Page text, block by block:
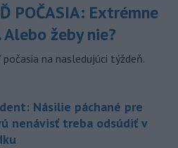
POČASIA: Extrémne
žeby nie?
na nasledujúci týždeň.
Násilie páchané pre
nenávisť treba odsúdiť v